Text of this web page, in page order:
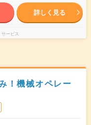
詳しく見る
ービス
！機械オペレー